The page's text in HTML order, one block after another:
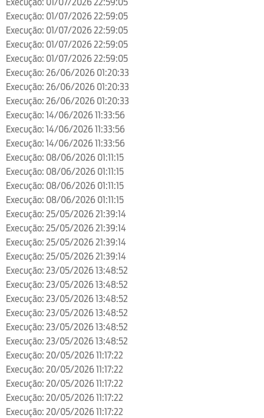
Execução: 01/07/2026 22:59:05
Execução: 01/07/2026 22:59:05
Execução: 01/07/2026 22:59:05
Execução: 01/07/2026 22:59:05
Execução: 26/06/2026 01:20:33
Execução: 26/06/2026 01:20:33
Execução: 26/06/2026 01:20:33
Execução: 14/06/2026 11:33:56
Execução: 14/06/2026 11:33:56
Execução: 14/06/2026 11:33:56
Execução: 08/06/2026 01:11:15
Execução: 08/06/2026 01:11:15
Execução: 08/06/2026 01:11:15
Execução: 08/06/2026 01:11:15
Execução: 25/05/2026 21:39:14
Execução: 25/05/2026 21:39:14
Execução: 25/05/2026 21:39:14
Execução: 25/05/2026 21:39:14
Execução: 23/05/2026 13:48:52
Execução: 23/05/2026 13:48:52
Execução: 23/05/2026 13:48:52
Execução: 23/05/2026 13:48:52
Execução: 23/05/2026 13:48:52
Execução: 23/05/2026 13:48:52
Execução: 20/05/2026 11:17:22
Execução: 20/05/2026 11:17:22
Execução: 20/05/2026 11:17:22
Execução: 20/05/2026 11:17:22
Execução: 20/05/2026 11:17:22